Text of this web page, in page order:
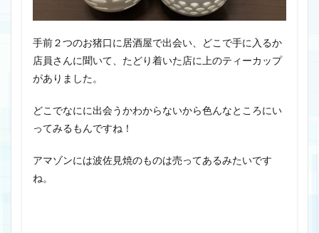
手前２つのお猪口に居酒屋で出会い、どこで手に入るか
店員さんに聞いて、たどり着いた店に上のティーカップ
がありました。
どこでなにに出会うかわからないから色んなところにい
ってみるもんですね！
アマゾンには波佐見焼のものは売ってあるみたいです
ね。